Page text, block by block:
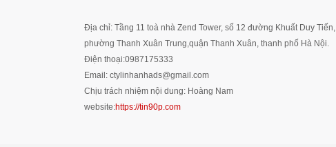
Địa chỉ: Tầng 11 toà nhà Zend Tower, số 12 đường Khuất Duy Tiến,
phường Thanh Xuân Trung,quận Thanh Xuân, thanh phố Hà Nội.
Điện thoại:0987175333
Email: ctylinhanhads@gmail.com
Chịu trách nhiệm nội dung: Hoàng Nam
website:https://tin90p.com